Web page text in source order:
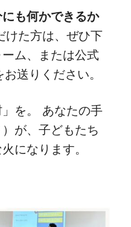
にも何かできるか
けた方は、ぜひ下
ム、または公式
送りください。
を。 あなたの手
が、子どもたち
になります。